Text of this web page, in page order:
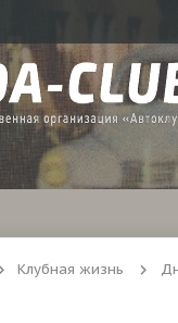
Клубная жизнь